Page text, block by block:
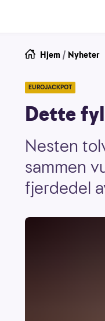
Hjem / Nyheter
EUROJACKPOT
Dette
Nesten
sammen
fjerdedel